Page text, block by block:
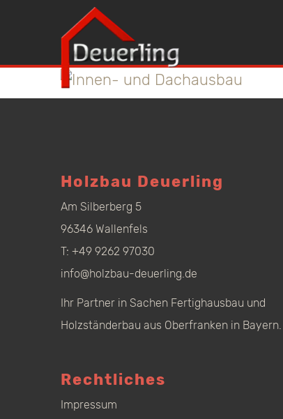
Holzbau Deuerling
Am Silberberg 5
96346 Wallenfels
T: +49 9262 97030
info@holzbau-deuerling.de
Ihr Partner in Sachen Fertighausbau und
Holzständerbau aus Oberfranken in Bayern.
Rechtliches
Impressum